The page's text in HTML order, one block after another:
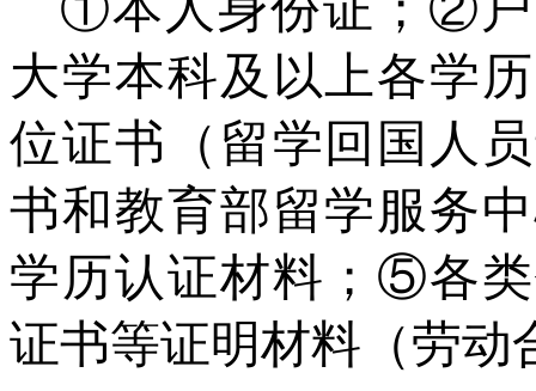
大学本科及以上各学
位证书（留学回国人
书和教育部留学服务
学历认证材料；⑤各
证书等证明材料（劳动